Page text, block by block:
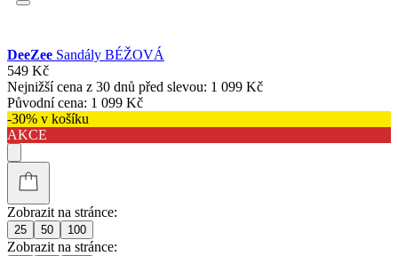
DeeZee Sandály BÉŽOVÁ
549 Kč
Nejnižší cena z 30 dnů před slevou: 1 099 Kč
Původní cena: 1 099 Kč
-30% v košíku
AKCE
Zobrazit na stránce:
25 50 100
Zobrazit na stránce: